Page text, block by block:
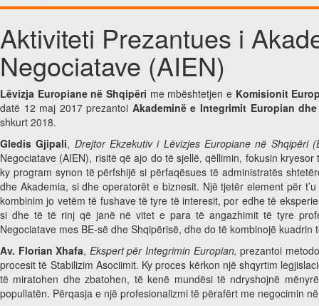
Aktiviteti Prezantues i
Negociatave (AIEN)
Lëvizja Europiane në Shqipëri me mbështetjen e Komisionit
datë 12 maj 2017 prezantoi Akademinë e Integrimit Europian
shkurt 2018.
Gledis Gjipali, Drejtor Ekzekutiv i Lëvizjes Europiane në Shqipëri
Negociatave (AIEN), risitë që ajo do të sjellë, qëllimin, fokusin
ky program synon të përfshijë si përfaqësues të administratës
dhe Akademia, si dhe operatorët e biznesit. Një tjetër element për
kombinim jo vetëm të fushave të tyre të interesit, por edhe të
si dhe të të rinj që janë në vitet e para të angazhimit të tyre
Negociatave mes BE-së dhe Shqipërisë, dhe do të kombinojë
Av. Florian Xhafa, Ekspert për Integrimin Europian, prezantoi
procesit të Stabilizim Asociimit. Ky proces kërkon një shqyrtim
të miratohen dhe zbatohen, të kenë mundësi të ndryshojnë
popullatën. Përqasja e një profesionalizmi të përafërt me negocimin